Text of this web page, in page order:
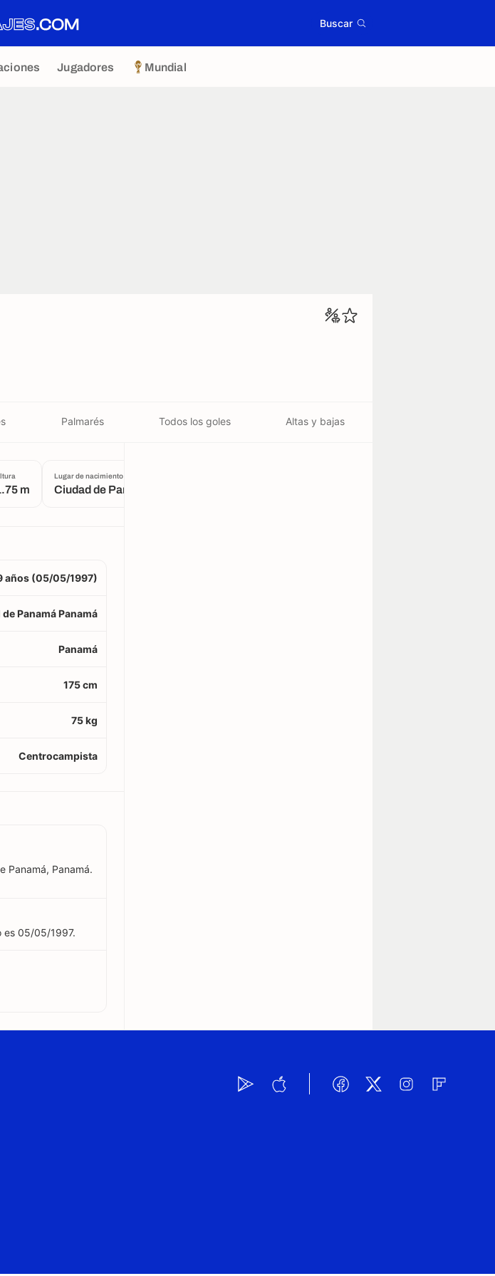
Buscar
Jugadores Mundial
Palmarés Todos los goles Altas y bajas
m
Lugar de nacimiento
Ciudad de Panamá
años (05/05/1997)
Panamá Panamá
Panamá
175 cm
75 kg
Centrocampista
Panamá, Panamá.
es 05/05/1997.